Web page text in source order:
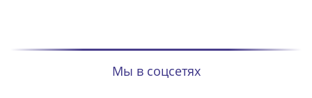
Мы в соцсетях